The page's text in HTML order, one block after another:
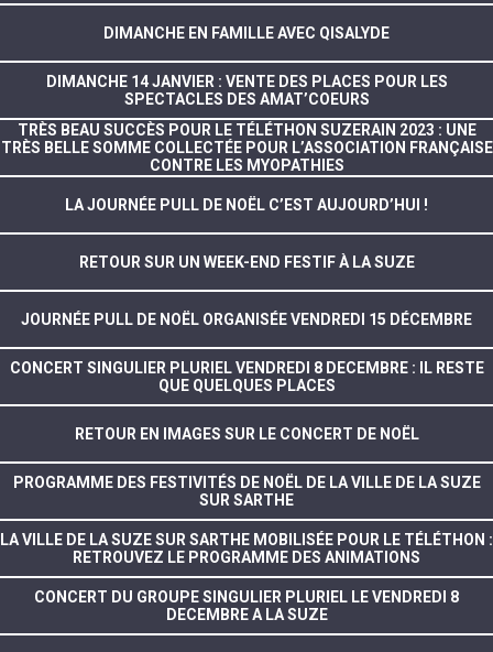
DIMANCHE EN FAMILLE AVEC QISALYDE
DIMANCHE 14 JANVIER : VENTE DES PLACES POUR LES
SPECTACLES DES AMAT’COEURS
TRÈS BEAU SUCCÈS POUR LE TÉLÉTHON SUZERAIN 2023 : UNE
TRÈS BELLE SOMME COLLECTÉE POUR L’ASSOCIATION FRANÇAISE
CONTRE LES MYOPATHIES
LA JOURNÉE PULL DE NOËL C’EST AUJOURD’HUI !
RETOUR SUR UN WEEK-END FESTIF À LA SUZE
JOURNÉE PULL DE NOËL ORGANISÉE VENDREDI 15 DÉCEMBRE
CONCERT SINGULIER PLURIEL VENDREDI 8 DECEMBRE : IL RESTE
QUE QUELQUES PLACES
RETOUR EN IMAGES SUR LE CONCERT DE NOËL
PROGRAMME DES FESTIVITÉS DE NOËL DE LA VILLE DE LA SUZE
SUR SARTHE
LA VILLE DE LA SUZE SUR SARTHE MOBILISÉE POUR LE TÉLÉTHON :
RETROUVEZ LE PROGRAMME DES ANIMATIONS
CONCERT DU GROUPE SINGULIER PLURIEL LE VENDREDI 8
DECEMBRE A LA SUZE